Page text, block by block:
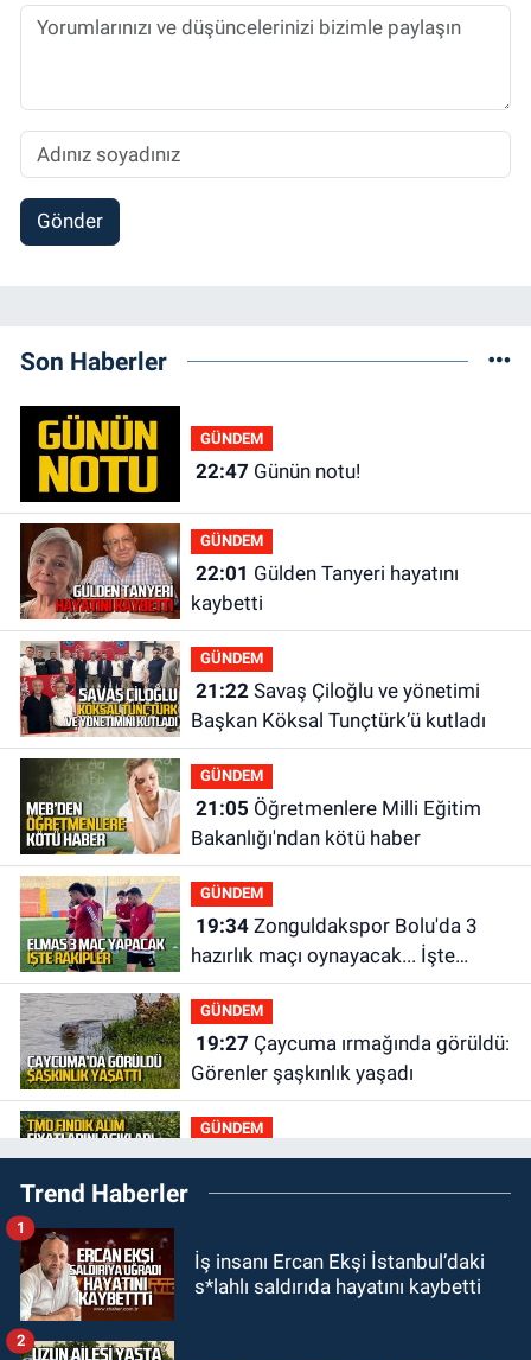
Gönder
Son Haberler
GÜNDEM
22:47 Günün notu!
GÜNDEM
22:01
kaybetti
GÜNDEM
21:22Savaş Çiloğlu ve yönetimi
Başkan Köksal Tunçtürk’ü kutladı
GÜNDEM
21:05
Bakanlığı'ndan kötü haber
GÜNDEM
19:34Zonguldakspor Bolu'da 3
hazırlık maçı oynayacak... İşte
rakipler...
GÜNDEM
19:27
Görenler şaşkınlık yaşadı
GÜNDEM
19:12TMO kabuklu fındık alım
fiyatlarını açıkladı
18:52Zonguldak'ta pitbul köpek
anne ve çocuğuna saldırdı: Tedavi
Trend Haberler
İş insanı Ercan Ekşi İstanbul’daki
s*lahlı saldırıda hayatını kaybetti
1
2